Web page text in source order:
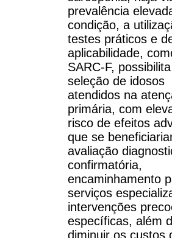
prevalência
condição, a
testes práticos e
aplicabilidade,
SARC-F,
seleção de idosos
atendidos na
primária, com
risco de efeitos
que se
avaliação
confirmatória,
encaminhamento
serviços
intervenções
específicas, além
diminuir os custos